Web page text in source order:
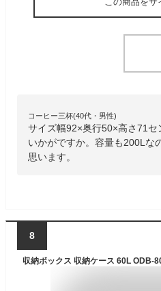
コーヒー三杯(40代・男性)
サイズ幅92×奥行50×高さ71
いかがですか。容量も200Lな
思います。
8